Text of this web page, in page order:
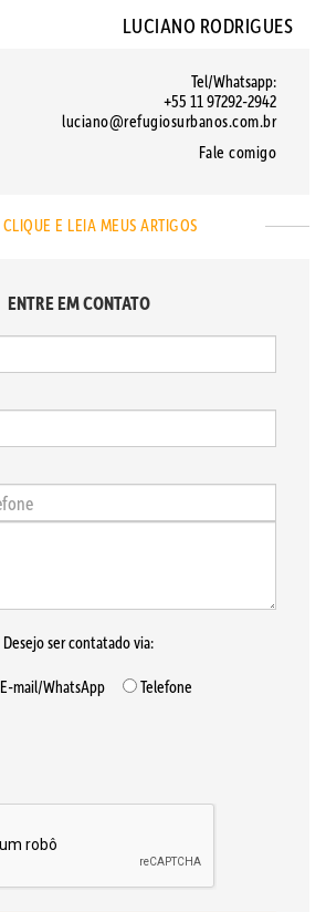
LUCIANO RODRIGUES
Tel/Whatsapp:
+55 11 97292-2942
luciano@refugiosurbanos.com.br
Fale comigo
CLIQUE E LEIA MEUS ARTIGOS
ENTRE EM CONTATO
Desejo ser contatado via:
E-mail/WhatsApp
Telefone